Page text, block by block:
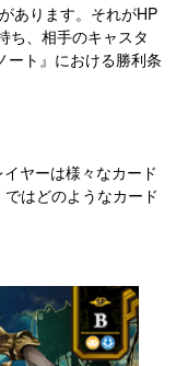
あります。それがHP
ち、相手のキャスタ
ート』における勝利条
ヤーは様々なカード
はどのようなカード